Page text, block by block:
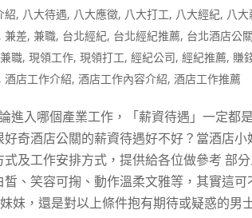
紹, 八大待遇, 八大應徵, 八大打工, 八大經紀, 八大
兼差,兼職, 台北經紀, 台北經紀推薦, 台北酒店公關
職,現領工作,現領打工,經紀公司,經紀推薦, 賺
酒店工作介紹,酒店工作內容介紹,酒店工作推薦
進入哪個產業工作，「薪資待遇」一定都
奇酒店公關的薪資待遇好不好？當酒店
及工作安排方式，提供給各位做參考 部
、笑容可掬、動作溫柔文雅等，其實這
妹，還是對以上條件抱有期待或疑惑的男